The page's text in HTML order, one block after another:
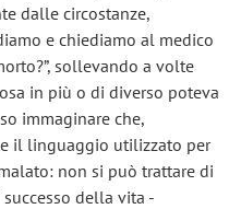
dalle circostanze,
e chiediamo al medico
sollevando a volte
in più o di diverso poteva
immaginare che,
il linguaggio utilizzato per
non si può trattare di
della vita -